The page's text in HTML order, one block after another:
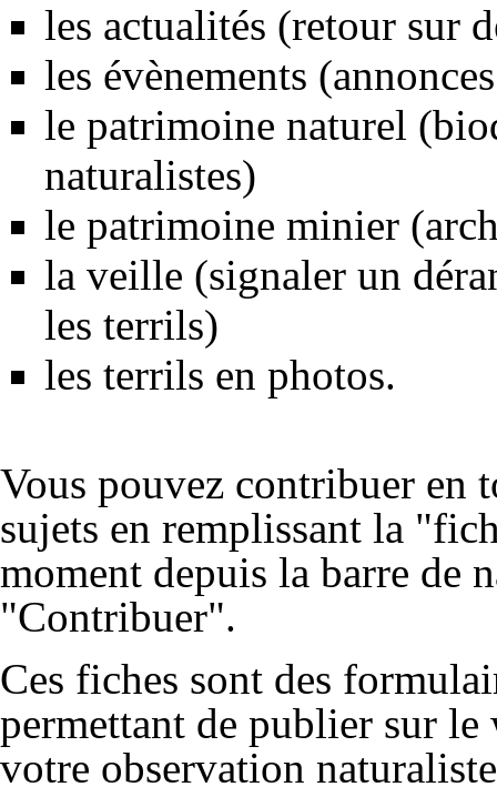
les actualités (retour sur
les évènements
le patrimoine naturel
naturalistes)
le patrimoine minier
la veille (signaler un
les terrils)
les terrils en photos.
Vous pouvez contribuer en
sujets en remplissant la
moment depuis la barre de
"Contribuer".
Ces fiches sont des
permettant de publier sur
votre observation